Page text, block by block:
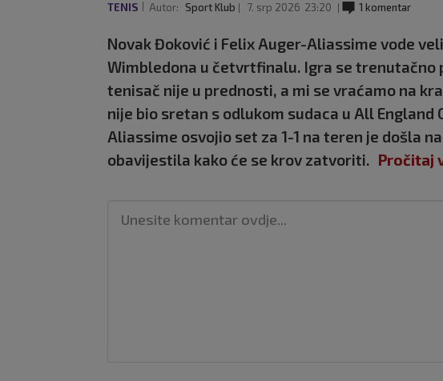
TENIS Autor: Sport Klub 7. srp 2026 23:20 1 komentar
Novak Đoković i Felix Auger-Aliassime vode
Wimbledona u četvrtfinalu. Igra se trenutačno
tenisač nije u prednosti, a mi se vraćamo na
nije bio sretan s odlukom sudaca u All England
Aliassime osvojio set za 1-1 na teren je došla
obavijestila kako će se krov zatvoriti. Pročitaj